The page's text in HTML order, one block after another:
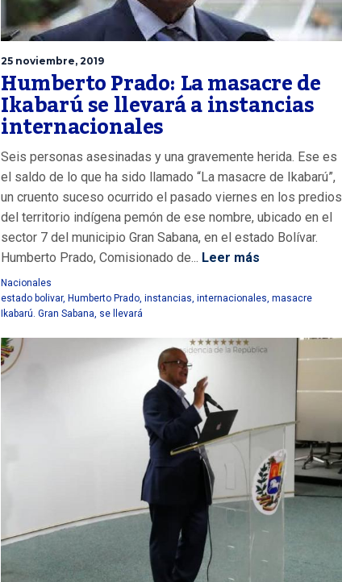
25 noviembre, 2019
Humberto Prado: La masacre de
Ikabarú se llevará a instancias
internacionales
Seis personas asesinadas y una gravemente herida. Ese es
el saldo de lo que ha sido llamado “La masacre de Ikabarú”,
un cruento suceso ocurrido el pasado viernes en los predios
del territorio indígena pemón de ese nombre, ubicado en el
sector 7 del municipio Gran Sabana, en el estado Bolívar.
Humberto Prado, Comisionado de... Leer más
Nacionales
estado bolivar, Humberto Prado, instancias, internacionales, masacre
Ikabarú. Gran Sabana, se llevará